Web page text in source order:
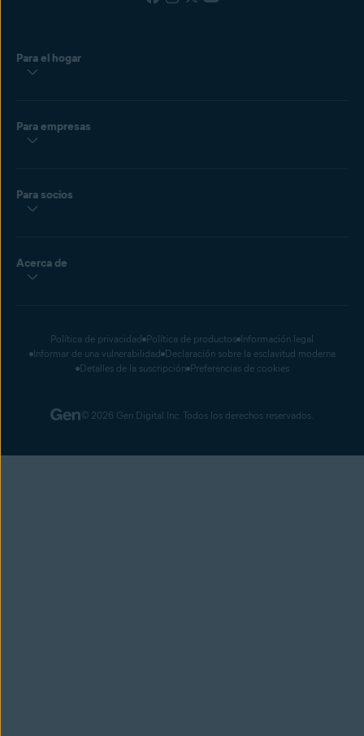
Para el hogar
Para empresas
Para socios
Acerca de
Política de privacidad Política de productos Información legal
Informar de una vulnerabilidad Declaración sobre la esclavitud moderna
Detalles de la suscripción Preferencias de cookies
© 2026 Gen Digital Inc. Todos los derechos reservados.